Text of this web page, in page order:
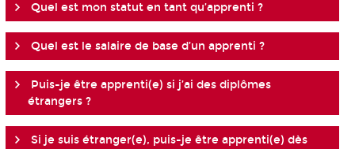
Quel est mon statut en tant qu’apprenti ?
Quel est le salaire de base d’un apprenti ?
Puis-je être apprenti(e) si j’ai des diplômes
étrangers ?
Si je suis étranger(e), puis-je être apprenti(e) dès